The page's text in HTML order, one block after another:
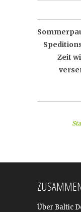
Zeit
Über Baltic